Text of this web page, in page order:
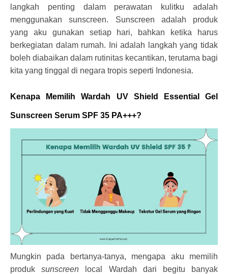
langkah penting dalam perawatan kulitku adalah
menggunakan sunscreen. Sunscreen adalah produk
yang aku gunakan setiap hari, bahkan ketika harus
berkegiatan dalam rumah. Ini adalah langkah yang tidak
boleh diabaikan dalam rutinitas kecantikan, terutama bagi
kita yang tinggal di negara tropis seperti Indonesia.
Kenapa Memilih Wardah UV Shield Essential Gel
Sunscreen Serum SPF 35 PA+++?
Mungkin pada bertanya-tanya, mengapa aku memilih
produksunscreen local Wardah dari begitu banyak